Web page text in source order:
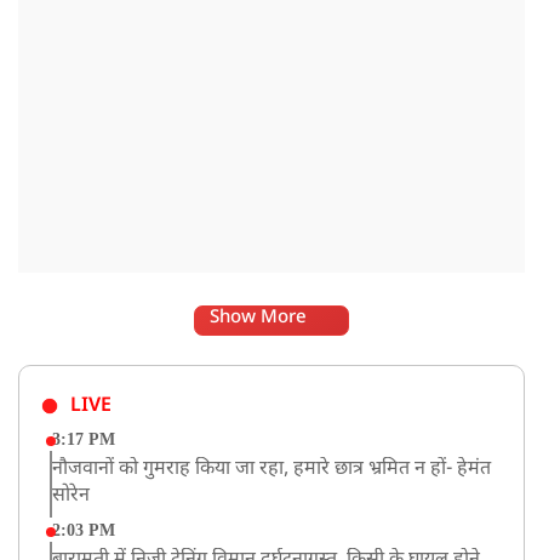
Show More
LIVE
3:17 PM
नौजवानों को गुमराह किया जा रहा, हमारे छात्र भ्रमित न हों- हेमंत
सोरेन
2:03 PM